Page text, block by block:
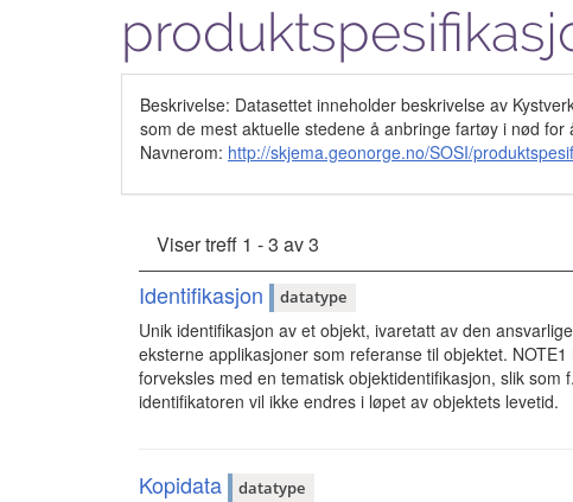
Beskrivelse: Datasettet inneholder beskrivelse av
som de mest aktuelle stedene å anbringe fartøy i nød
Navnerom: http://skjema.geonorge.no/SOSI/
Viser treff 1 - 3 av 3
Identifikasjon datatype
Unik identifikasjon av et objekt, ivaretatt av den
eksterne applikasjoner som referanse til objektet.
forveksles med en tematisk objektidentifikasjon, slik som
identifikatoren vil ikke endres i løpet av objektets levetid.
Kopidata datatype